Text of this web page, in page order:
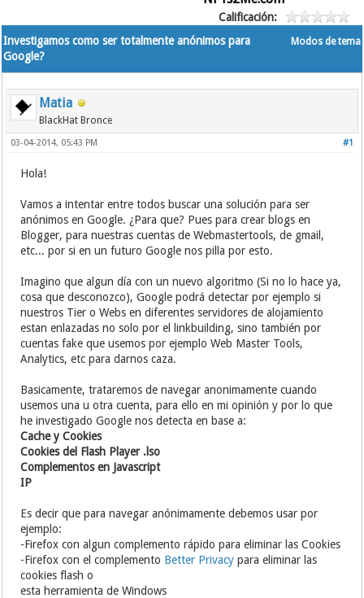
Calificación:
Modos de tema
Investigamos como ser totalmente anónimos para
Google?
Matia
BlackHat Bronce
#1
03-04-2014, 05:43 PM
Hola!
Vamos a intentar entre todos buscar una solución para ser
anónimos en Google. ¿Para que? Pues para crear blogs en
Blogger, para nuestras cuentas de Webmastertools, de gmail,
etc... por si en un futuro Google nos pilla por esto.
Imagino que algun día con un nuevo algoritmo (Si no lo hace ya,
cosa que desconozco), Google podrá detectar por ejemplo si
nuestros Tier o Webs en diferentes servidores de alojamiento
estan enlazadas no solo por el linkbuilding, sino también por
cuentas fake que usemos por ejemplo Web Master Tools,
Analytics, etc para darnos caza.
Basicamente, trataremos de navegar anonimamente cuando
usemos una u otra cuenta, para ello en mi opinión y por lo que
he investigado Google nos detecta en base a:
Cache y Cookies
Cookies del Flash Player .lso
Complementos en Javascript
IP
Es decir que para navegar anónimamente debemos usar por
ejemplo:
-Firefox con algun complemento rápido para eliminar las Cookies
-Firefox con el complemento Better Privacy para eliminar las
cookies flash o
esta herramienta de Windows